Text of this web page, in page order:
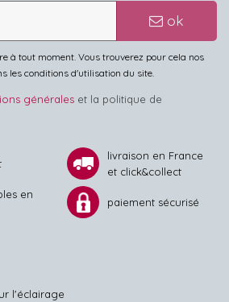
ok
à tout moment. Vous trouverez pour cela nos
les conditions d'utilisation du site.
générales et la politique de
livraison en France
et click&collect
en
paiement sécurisé
l'éclairage